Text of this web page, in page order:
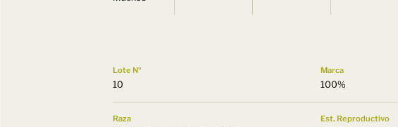
Lote Nº
10
Marca
100%
Raza Est. Reproductivo